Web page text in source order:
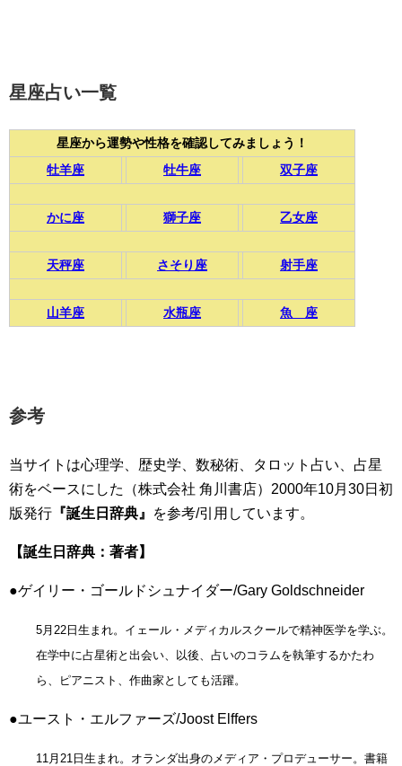
星座占い一覧
星座から運勢や性格を確認してみましょう！
牡羊座
牡牛座 双子座
かに座 獅子座 乙女座
天秤座 さそり座 射手座
山羊座 水瓶座 魚 座
参考
当サイトは心理学、歴史学、数秘術、タロット占い、占星
術をベースにした（株式会社 角川書店）2000年10月30日初
版発行 『誕生日辞典』 を参考/引用しています。
【誕生日辞典：著者】
●ゲイリー・ゴールドシュナイダー/Gary Goldschneider
5月22日生まれ。イェール・メディカルスクールで精神医学を学ぶ。
在学中に占星術と出会い、以後、占いのコラムを執筆するかたわ
ら、ピアニスト、作曲家としても活躍。
●ユースト・エルファーズ/Joost Elffers
11月21日生まれ。オランダ出身のメディア・プロデューサー。書籍